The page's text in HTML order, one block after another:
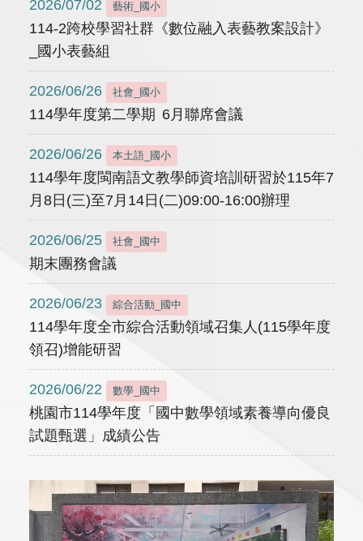
2026/07/02 藝術_國小
114-2跨校學習社群《數位融入表藝教案設計》
_國小表藝組
2026/06/26 社會_國小
114學年度第二學期 6月聯席會議
2026/06/26 本土語_國小
114學年度閩南語文教學師資培訓研習於115年7
月8日(三)至7月14日(二)09:00-16:00辦理
2026/06/25 社會_國中
期末團務會議
2026/06/23 綜合活動_國中
114學年度全市綜合活動領域召集人(115學年度
領召)增能研習
2026/06/22 數學_國中
桃園市114學年度「國中數學領域素養導向優良
試題甄選」成績公告